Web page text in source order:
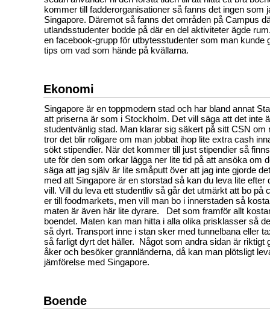
kommer till fadderorganisationer så fanns det ingen som
Singapore. Däremot så fanns det områden på Campus
utlandsstudenter bodde på där en del aktiviteter ägde
en facebook-grupp för utbytesstudenter som man kunde
tips om vad som hände på kvällarna.
Ekonomi
Singapore är en toppmodern stad och har bland annat
att priserna är som i Stockholm. Det vill säga att det inte
studentvänlig stad. Man klarar sig säkert på sitt CSN om
tror det blir roligare om man jobbat ihop lite extra cash
sökt stipendier. När det kommer till just stipendier så
ute för den som orkar lägga ner lite tid på att ansöka om
säga att jag själv är lite småputt över att jag inte gjorde
med att Singapore är en storstad så kan du leva lite efter
vill. Vill du leva ett studentliv så går det utmärkt att bo på
er till foodmarkets, men vill man bo i innerstaden så
maten är även här lite dyrare. Det som framför allt
boendet. Maten kan man hitta i alla olika prisklasser så
så dyrt. Transport inne i stan sker med tunnelbana eller
så farligt dyrt det häller. Något som andra sidan är riktigt
åker och besöker grannländerna, då kan man plötsligt
jämförelse med Singapore.
Boende